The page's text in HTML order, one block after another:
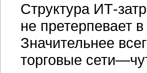
Структура ИТ-
не претерпевает
Значительнее
торговые